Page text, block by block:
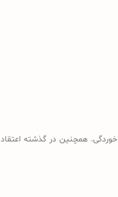
همچنین در گذشته اعتقاد